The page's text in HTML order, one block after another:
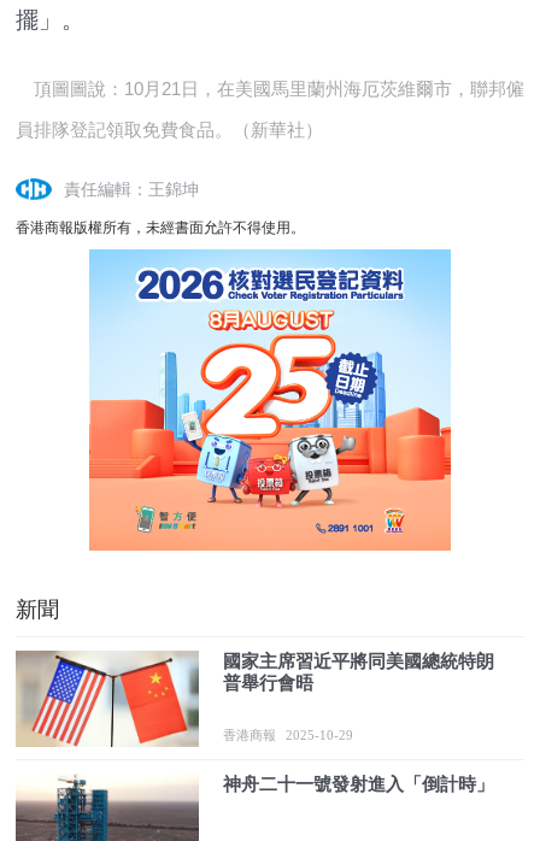
擺」。
頂圖圖說：10月21日，在美國馬里蘭州海厄茨維爾市，聯邦僱
員排隊登記領取免費食品。（新華社）
責任編輯：王錦坤
香港商報版權所有，未經書面允許不得使用。
新聞
國家主席習近平將同美國總統特朗
普舉行會晤
香港商報 2025-10-29
神舟二十一號發射進入「倒計時」